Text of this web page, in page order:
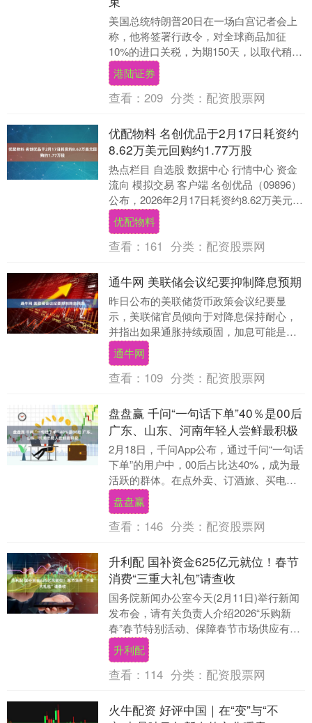
美国总统特朗普20日在一场白宫记者会上
称，他将签署行政令，对全球商品加征
10%的进口关税，为期150天，以取代稍早
前被美国最高法院认定违法的一些紧急关
税。目前，....
港陆证券
查看： 209 分类： 配资股票网
优配物料 名创优品于2月17日耗资约
8.62万美元回购约1.77万股
热点栏目 自选股 数据中心 行情中心 资金
流向 模拟交易 客户端 名创优品（09896）
公布，2026年2月17日耗资约8.62万美元回
购约1.77万股股份。 ....
优配物料
查看： 161 分类： 配资股票网
通牛网 美联储会议纪要抑制降息预期
昨日公布的美联储货币政策会议纪要显
示，美联储官员倾向于对降息保持耐心，
并指出如果通胀持续顽固，加息可能是合
适的，这凸显了分歧的前景和依赖数据路
径的决策方式。 新....
通牛网
查看： 109 分类： 配资股票网
盘盘赢 千问“一句话下单”40％是00后
广东、山东、河南年轻人尝鲜最积极
2月18日，千问App公布，通过千问“一句话
下单”的用户中，00后占比达40%，成为最
活跃的群体。在点外卖、订酒旅、买电影
票核心消费场景中，00后占比均位居首
位....
盘盘赢
查看： 146 分类： 配资股票网
升利配 国补资金625亿元就位！春节
消费“三重大礼包”请查收
国务院新闻办公室今天(2月11日)举行新闻
发布会，请有关负责人介绍2026“乐购新
春”春节特别活动、保障春节市场供应有关
情况。 发布会上介绍，本周日将迎来史上
最....
升利配
查看： 114 分类： 配资股票网
火牛配资 好评中国｜在“变”与“不